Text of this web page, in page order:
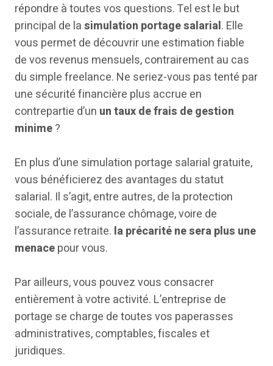
répondre à toutes vos questions. Tel est le but
principal de lasimulation portage salarial. Elle
vous permet de découvrir une estimation fiable
de vos revenus mensuels, contrairement au cas
du simple freelance. Ne seriez-vous pas tenté par
une sécurité financière plus accrue en
contrepartie d’un un taux de frais de gestion
minime?
En plus d’une simulation portage salarial gratuite,
vous bénéficierez des avantages du statut
salarial. Il s’agit, entre autres, de la protection
sociale, de l’assurance chômage, voire de
l’assurance retraite. la précarité ne sera plus une
menacepour vous.
Par ailleurs, vous pouvez vous consacrer
entièrement à votre activité. L’entreprise de
portage se charge de toutes vos paperasses
administratives, comptables, fiscales et
juridiques.